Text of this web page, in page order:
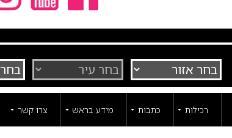
רכילות כתבות מידע בראש צרו קשר